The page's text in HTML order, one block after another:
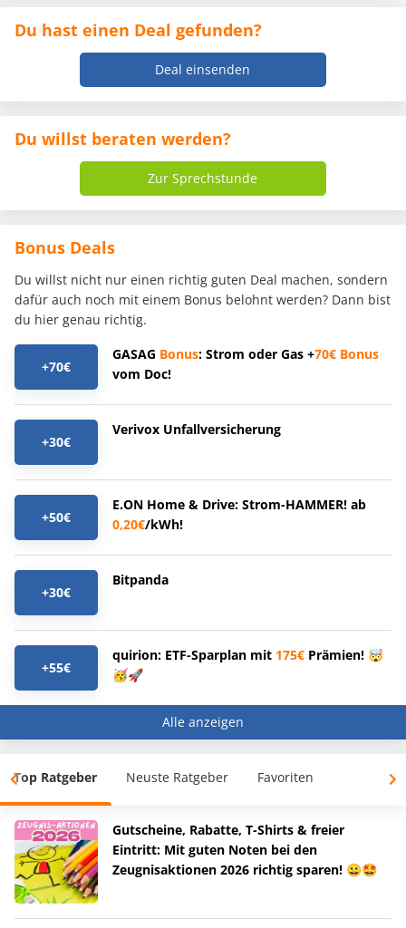
Du hast einen Deal gefunden?
Deal einsenden
Du willst beraten werden?
Zur Sprechstunde
Bonus Deals
Du willst nicht nur einen richtig guten Deal machen, sondern
dafür auch noch mit einem Bonus belohnt werden? Dann bist
du hier genau richtig.
+70€
GASAG Bonus: Strom oder Gas +70€ Bonus
vom Doc!
+30€
Verivox Unfallversicherung
+50€
E.ON Home & Drive: Strom-HAMMER! ab
0,20€/kWh!
+30€
Bitpanda
+55€
quirion: ETF-Sparplan mit 175€ Prämien! 🤯
🥳🚀
Alle anzeigen
Top Ratgeber Neuste Ratgeber Favoriten
Gutscheine, Rabatte, T-Shirts & freier
Eintritt: Mit guten Noten bei den
Zeugnisaktionen 2026 richtig sparen! 😀🤩